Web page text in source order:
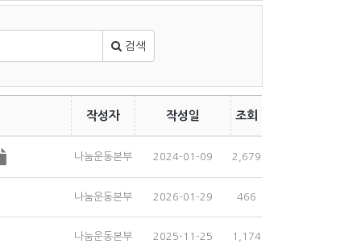
검색
작성자 작성일 조회
나눔운동본부 2024-01-09 2,679
나눔운동본부 2026-01-29 466
나눔운동본부 2025-11-25 1,174